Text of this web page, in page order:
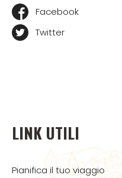
Facebook
Twitter
LINK UTILI
Pianifica il tuo viaggio